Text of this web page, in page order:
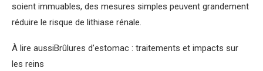
soient immuables, des mesures simples peuvent grandement
réduire le risque de lithiase rénale.
À lire aussiBrûlures d’estomac : traitements et impacts sur
les reins